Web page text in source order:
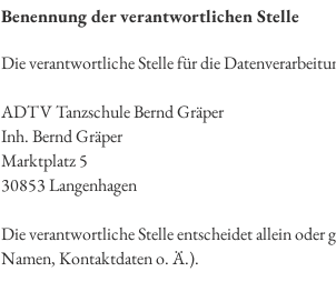
Benennung der verantwortlichen Stelle
Die verantwortliche Stelle für die
ADTV Tanzschule Bernd Gräper
Inh. Bernd Gräper
Marktplatz 5
30853 Langenhagen
Die verantwortliche Stelle entscheidet allein oder
Namen, Kontaktdaten o. Ä.).